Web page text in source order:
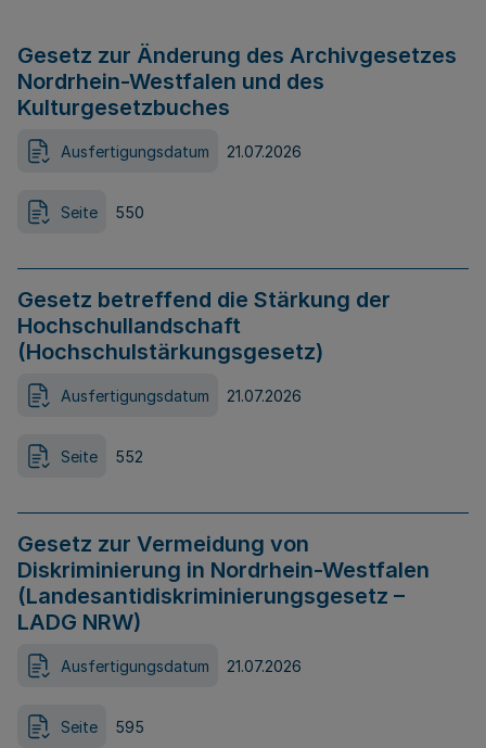
Gesetz zur Änderung des Archivgesetzes
Nordrhein-Westfalen und des
Kulturgesetzbuches
Ausfertigungsdatum 21.07.2026
Seite 550
Gesetz betreffend die Stärkung der
Hochschullandschaft
(Hochschulstärkungsgesetz)
Ausfertigungsdatum 21.07.2026
Seite 552
Gesetz zur Vermeidung von
Diskriminierung in Nordrhein-Westfalen
(Landesantidiskriminierungsgesetz –
LADG NRW)
Ausfertigungsdatum 21.07.2026
Seite 595